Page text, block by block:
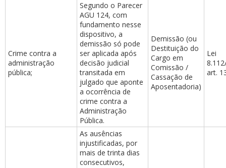
Crime contra a
administração
pública;
Segundo o Parecer
AGU 124, com
fundamento nesse
dispositivo, a
demissão só pode
ser aplicada após
decisão judicial
transitada em
julgado que aponte
a ocorrência de
crime contra a
Administração
Pública.
Demissão (ou
Destituição do
Cargo em
Comissão /
Cassação de
Aposentadoria)
Lei
art.
As ausências
injustificadas, por
mais de trinta dias
consecutivos,